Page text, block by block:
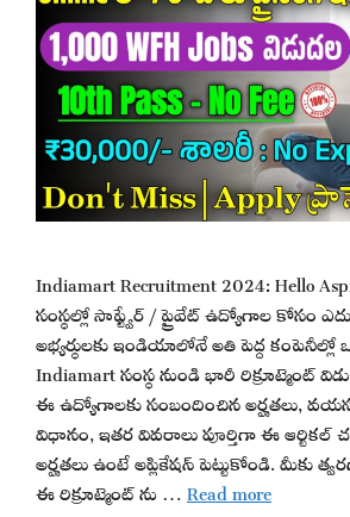
Indiamart Recruitment 2024: Hello
సంస్థల్లో సాఫ్ట్వేర్ / ప్రైవేట్ ఉద్యోగాల కోసం
అభ్యర్థులకు ఇండియాలోనే అతి పెద్ద కంపెనీల్లో
Indiamart సంస్థ నుండి భారీ రిక్రూట్మెంట్
ఈ ఉద్యోగాలకు సంబందించిన అర్హతలు,
విధానం, ఇతర వివరాలు పూర్తిగా ఈ ఆర్టికల్
అర్హతలు ఉంటే అప్లికేషన్ పెట్టుకోండి. మీకు
ఈ రిక్రూట్మెంట్ ను …Read more